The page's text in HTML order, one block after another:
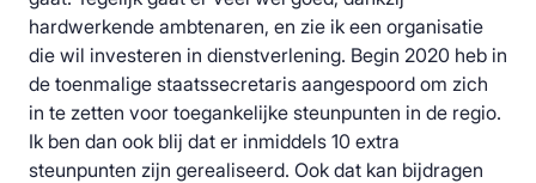
hardwerkende ambtenaren, en zie ik een organisatie
die wil investeren in dienstverlening. Begin 2020 heb in
de toenmalige staatssecretaris aangespoord om zich
in te zetten voor toegankelijke steunpunten in de regio.
Ik ben dan ook blij dat er inmiddels 10 extra
steunpunten zijn gerealiseerd. Ook dat kan bijdragen